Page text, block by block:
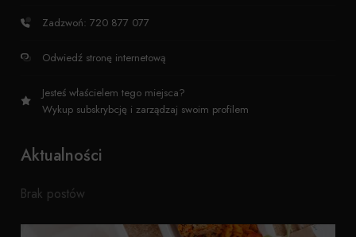
Zadzwoń: 720 877 077
Odwiedź stronę internetową
Jesteś właścielem tego miejsca?
Wykup subskrybcję i zarządzaj swoim profilem
Aktualności
Brak postów